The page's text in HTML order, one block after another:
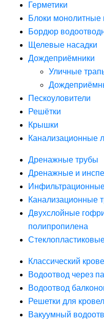
Герметики
Блоки монолитные
Бордюр
Щелевые насадки
Дождеприёмники
Уличные
Пескоуловители
Решётки
Крышки
Канализационные
Дренажные трубы
Дренажные и
Канализационные
Двухслойные
полипропилена
Классический
Водоотвод через
Водоотвод
Решетки для
Вакуумный